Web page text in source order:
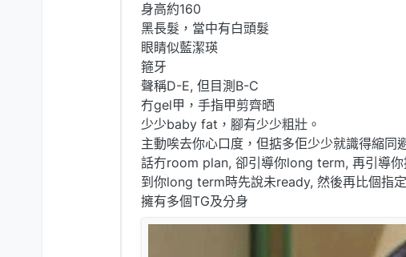
身高約160
黑長髮，當中有白頭髮
眼睛似藍潔瑛
箍牙
聲稱D-E, 但目測B-C
冇gel甲，手指甲剪齊晒
少少baby fat，腳有少少粗壯。
主動唉去你心口度，但掂多佢少少就識得縮同
話冇room plan, 卻引導你long term, 再引導
到你long term時先說未ready, 然後再比個指
擁有多個TG及分身